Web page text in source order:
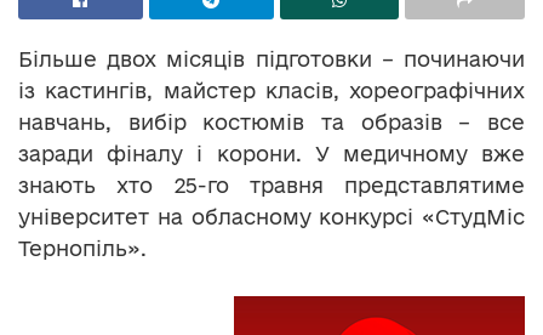
Більше двох місяців підготовки – починаючи
із кастингів, майстер класів, хореографічних
навчань, вибір костюмів та образів – все
заради фіналу і корони. У медичному вже
знають хто 25-го травня представлятиме
університет на обласному конкурсі «СтудМіс
Тернопіль».